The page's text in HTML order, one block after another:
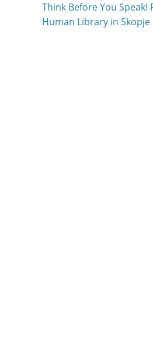
Think Before You Speak!
Human Library in Skopje